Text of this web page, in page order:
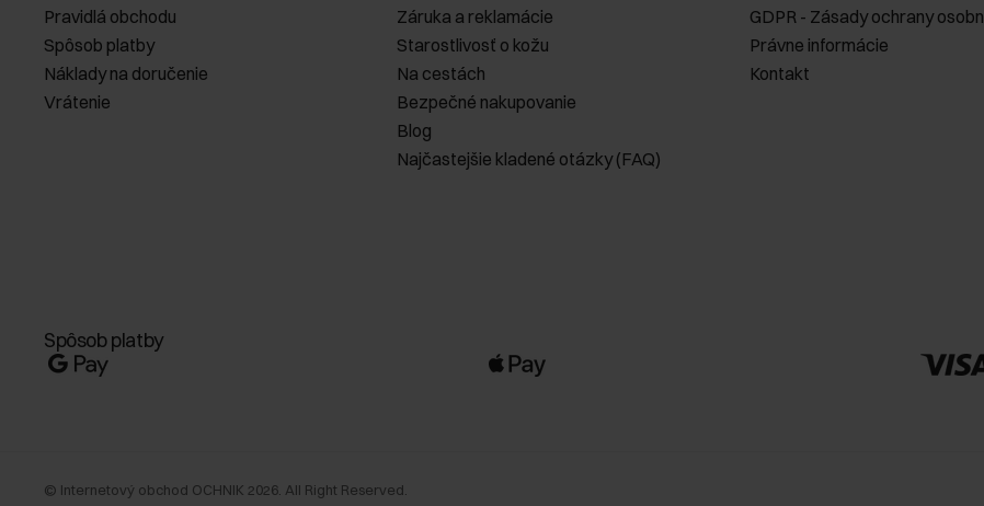
Pravidlá obchodu
Spôsob platby
Náklady na doručenie
Vrátenie
Záruka a reklamácie
Starostlivosť o kožu
Na cestách
Bezpečné nakupovanie
Blog
Najčastejšie kladené otázky (FAQ)
GDPR - Zásady ochrany
Právne informácie
Kontakt
Spôsob platby
© Internetový obchod OCHNIK 2026 . All Right Reserved.